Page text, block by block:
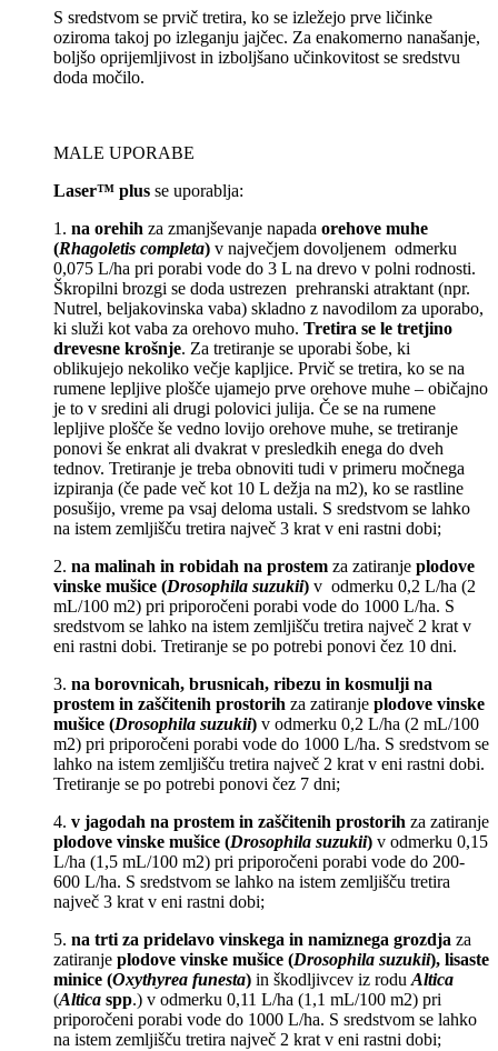
S sredstvom se prvič tretira, ko se izležejo prve ličinke
oziroma takoj po izleganju jajčec. Za enakomerno nanašanje,
boljšo oprijemljivost in izboljšano učinkovitost se sredstvu
doda močilo.
MALE UPORABE
Laser™ plus se uporablja:
1. na orehih za zmanjševanje napada orehove muhe
(Rhagoletis completa) v največjem dovoljenem odmerku
0,075 L/ha pri porabi vode do 3 L na drevo v polni rodnosti.
Škropilni brozgi se doda ustrezen prehranski atraktant (npr.
Nutrel, beljakovinska vaba) skladno z navodilom za uporabo,
ki služi kot vaba za orehovo muho. Tretira se le tretjino
drevesne krošnje. Za tretiranje se uporabi šobe, ki
oblikujejo nekoliko večje kapljice. Prvič se tretira, ko se na
rumene lepljive plošče ujamejo prve orehove muhe – običajno
je to v sredini ali drugi polovici julija. Če se na rumene
lepljive plošče še vedno lovijo orehove muhe, se tretiranje
ponovi še enkrat ali dvakrat v presledkih enega do dveh
tednov. Tretiranje je treba obnoviti tudi v primeru močnega
izpiranja (če pade več kot 10 L dežja na m2), ko se rastline
posušijo, vreme pa vsaj deloma ustali. S sredstvom se lahko
na istem zemljišču tretira največ 3 krat v eni rastni dobi;
2. na malinah in robidah na prostem za zatiranje plodove
vinske mušice (Drosophila suzukii) v odmerku 0,2 L/ha (2
mL/100 m2) pri priporočeni porabi vode do 1000 L/ha. S
sredstvom se lahko na istem zemljišču tretira največ 2 krat v
eni rastni dobi. Tretiranje se po potrebi ponovi čez 10 dni.
3. na borovnicah, brusnicah, ribezu in kosmulji na
prostem in zaščitenih prostorih za zatiranje plodove vinske
mušice (Drosophila suzukii) v odmerku 0,2 L/ha (2 mL/100
m2) pri priporočeni porabi vode do 1000 L/ha. S sredstvom se
lahko na istem zemljišču tretira največ 2 krat v eni rastni dobi.
Tretiranje se po potrebi ponovi čez 7 dni;
4. v jagodah na prostem in zaščitenih prostorih za zatiranje
plodove vinske mušice (Drosophila suzukii) v odmerku 0,15
L/ha (1,5 mL/100 m2) pri priporočeni porabi vode do 200-
600 L/ha. S sredstvom se lahko na istem zemljišču tretira
največ 3 krat v eni rastni dobi;
5. na trti za pridelavo vinskega in namiznega grozdja za
zatiranje plodove vinske mušice (Drosophila suzukii), lisaste
minice (Oxythyrea funesta) in škodljivcev iz rodu Altica
(Altica spp.) v odmerku 0,11 L/ha (1,1 mL/100 m2) pri
priporočeni porabi vode do 1000 L/ha. S sredstvom se lahko
na istem zemljišču tretira največ 2 krat v eni rastni dobi;